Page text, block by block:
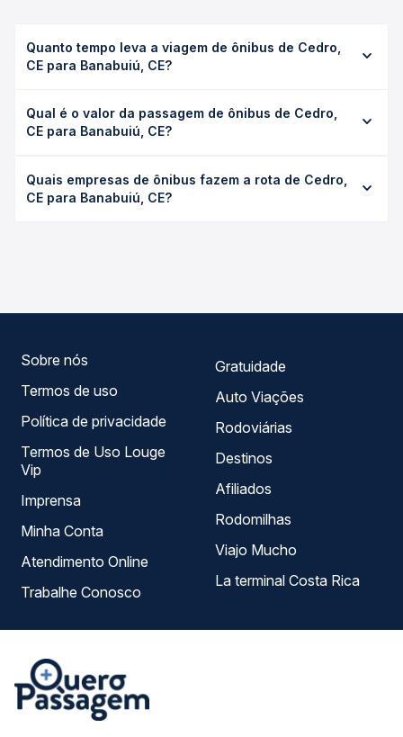
Quanto tempo leva a viagem de ônibus de Cedro,
CE para Banabuiú, CE?
em média 3h 18min, podendo variar conforme a viação, o
tipo de serviço (convencional, executivo ou leito) e as
opção na data desejada.
Qual é o valor da passagem de ônibus de Cedro,
CE para Banabuiú, CE?
Banabuiú, CE custa em média R$ 40,55 e varia conforme a
data da viagem, a empresa, o tipo de poltrona e a
Quais empresas de ônibus fazem a rota de Cedro,
CE para Banabuiú, CE?
Sobre nós
Termos de uso
Política de privacidade
Termos de Uso Louge
Vip
Imprensa
Minha Conta
Atendimento Online
Trabalhe Conosco
Gratuidade
Auto Viações
Rodoviárias
Destinos
Afiliados
Rodomilhas
Viajo Mucho
La terminal Costa Rica